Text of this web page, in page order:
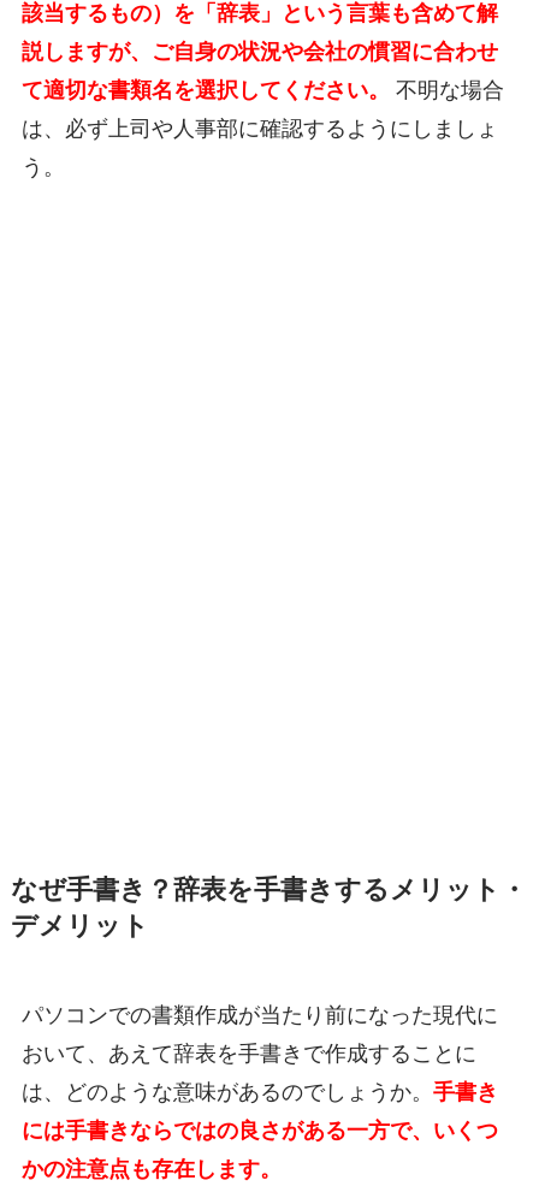
該当するもの）を「辞表」という言葉も含めて解
説しますが、ご自身の状況や会社の慣習に合わせ
て適切な書類名を選択してください。
不明な場合
は、必ず上司や人事部に確認するようにしましょ
う。
なぜ手書き？辞表を手書きするメリット・
デメリット
パソコンでの書類作成が当たり前になった現代に
おいて、あえて辞表を手書きで作成することに
は、どのような意味があるのでしょうか。 手書き
には手書きならではの良さがある一方で、いくつ
かの注意点も存在します。